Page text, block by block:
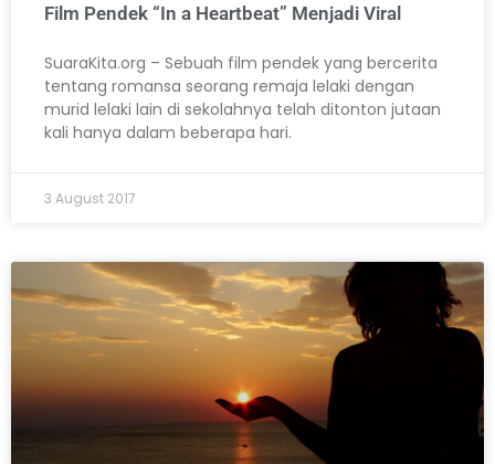
Film Pendek “In a Heartbeat” Menjadi Viral
SuaraKita.org – Sebuah film pendek yang bercerita
tentang romansa seorang remaja lelaki dengan
murid lelaki lain di sekolahnya telah ditonton jutaan
kali hanya dalam beberapa hari.
3 August 2017